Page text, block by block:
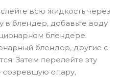
всю жидкость через
в блендер, добавьте воду
блендере.
блендер, другие с
Затем перелейте эту
созревшую опару,